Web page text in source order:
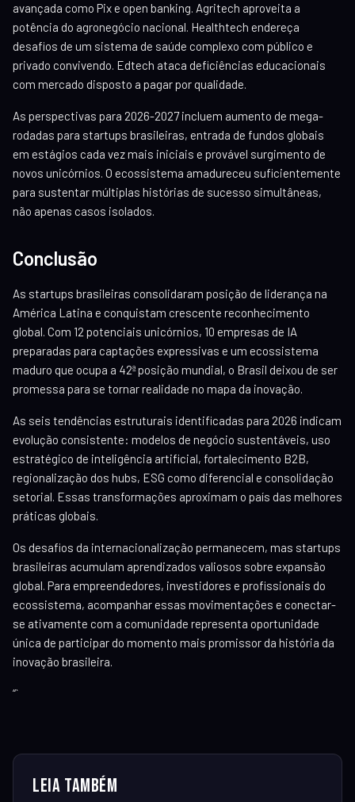
avançada como Pix e open banking. Agritech aproveita a
potência do agronegócio nacional. Healthtech endereça
desafios de um sistema de saúde complexo com público e
privado convivendo. Edtech ataca deficiências educacionais
com mercado disposto a pagar por qualidade.
As perspectivas para 2026-2027 incluem aumento de mega-
rodadas para startups brasileiras, entrada de fundos globais
em estágios cada vez mais iniciais e provável surgimento de
novos unicórnios. O ecossistema amadureceu suficientemente
para sustentar múltiplas histórias de sucesso simultâneas,
não apenas casos isolados.
Conclusão
As startups brasileiras consolidaram posição de liderança na
América Latina e conquistam crescente reconhecimento
global. Com 12 potenciais unicórnios, 10 empresas de IA
preparadas para captações expressivas e um ecossistema
maduro que ocupa a 42ª posição mundial, o Brasil deixou de ser
promessa para se tornar realidade no mapa da inovação.
As seis tendências estruturais identificadas para 2026 indicam
evolução consistente: modelos de negócio sustentáveis, uso
estratégico de inteligência artificial, fortalecimento B2B,
regionalização dos hubs, ESG como diferencial e consolidação
setorial. Essas transformações aproximam o país das melhores
práticas globais.
Os desafios da internacionalização permanecem, mas startups
brasileiras acumulam aprendizados valiosos sobre expansão
global. Para empreendedores, investidores e profissionais do
ecossistema, acompanhar essas movimentações e conectar-
se ativamente com a comunidade representa oportunidade
única de participar do momento mais promissor da história da
inovação brasileira.
“`
Leia também